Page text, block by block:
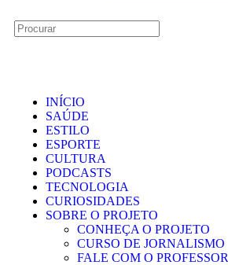
INÍCIO
SAÚDE
ESTILO
ESPORTE
CULTURA
PODCASTS
TECNOLOGIA
CURIOSIDADES
SOBRE O PROJETO
CONHEÇA O PROJETO
CURSO DE JORNALISMO
FALE COM O PROFESSOR